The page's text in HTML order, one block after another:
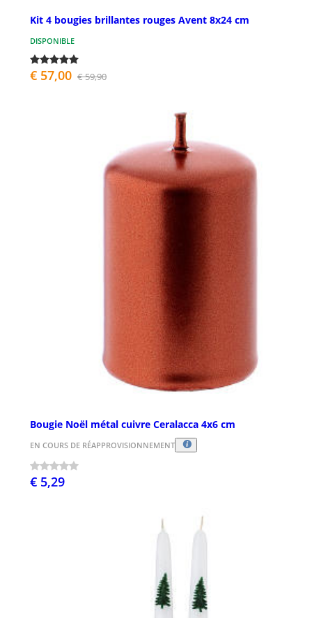
Kit 4 bougies brillantes rouges Avent 8x24 cm
DISPONIBLE
€ 57,00 € 59,90
Bougie Noël métal cuivre Ceralacca 4x6 cm
EN COURS DE RÉAPPROVISIONNEMENT
€ 5,29